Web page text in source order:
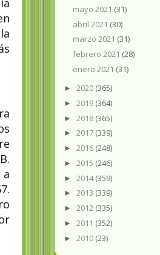
mayo 2021 (31)
abril 2021 (30)
marzo 2021 (31)
febrero 2021 (28)
enero 2021 (31)
► 2020 (365)
► 2019 (364)
► 2018 (365)
► 2017 (339)
► 2016 (248)
► 2015 (246)
► 2014(359)
► 2013 (339)
► 2012 (335)
► 2011 (352)
► 2010 (23)